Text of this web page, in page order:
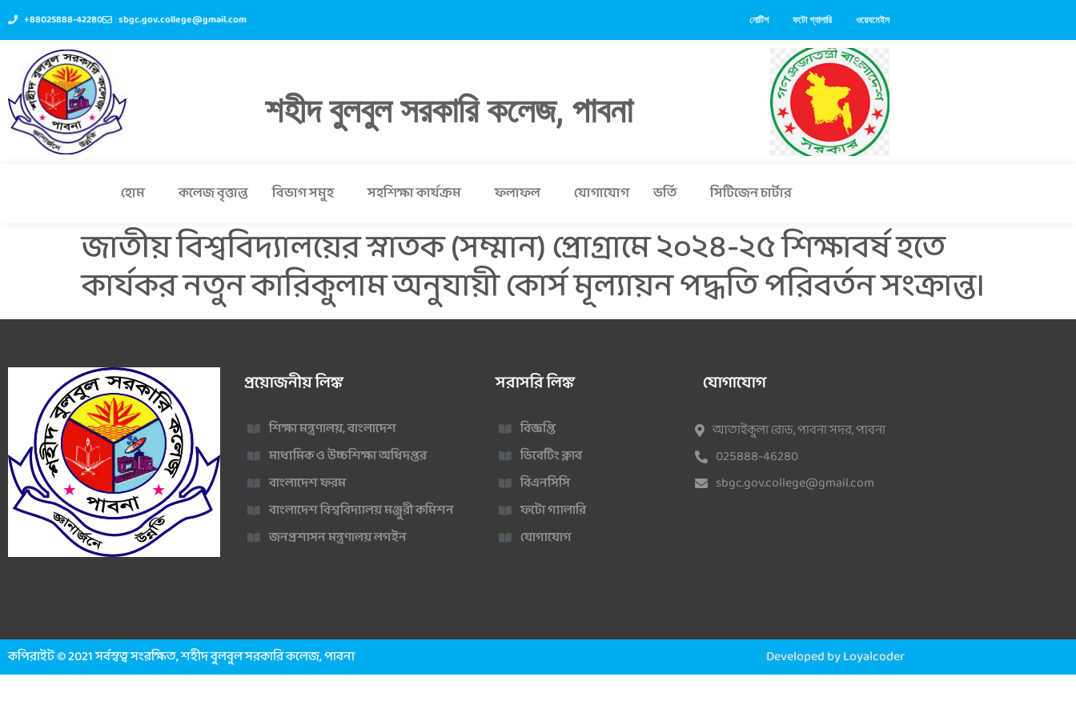
+88025888-42280 sbgc.gov.college@gmail.com নোটিশ ফটো গ্যালারি ওয়েবমেইল
শহীদ বুলবুল সরকারি কলেজ, পাবনা
হোম কলেজ বৃত্তান্ত বিভাগ সমুহ সহশিক্ষা কার্যক্রম ফলাফল যোগাযোগ ভর্তি সিটিজেন চার্টার
জাতীয় বিশ্ববিদ্যালয়ের স্নাতক (সম্মান) প্রোগ্রামে ২০২৪-২৫ শিক্ষাবর্ষ হতে
কার্যকর নতুন কারিকুলাম অনুযায়ী কোর্স মূল্যায়ন পদ্ধতি পরিবর্তন সংক্রান্ত।
প্রয়োজনীয় লিঙ্ক
শিক্ষা মন্ত্রণালয়, বাংলাদেশ
মাধ্যমিক ও উচ্চশিক্ষা অধিদপ্তর
বাংলাদেশ ফরম
বাংলাদেশ বিশ্ববিদ্যালয় মঞ্জুরী কমিশন
জনপ্রশাসন মন্ত্রণালয় লগইন
সরাসরি লিঙ্ক
বিজ্ঞপ্তি
ডিবেটিং ক্লাব
বিএনসিসি
ফটো গ্যালারি
যোগাযোগ
যোগাযোগ
আতাইকুলা রোড, পাবনা সদর, পাবনা
025888-46280
sbgc.gov.college@gmail.com
কপিরাইট © 2021 সর্বস্বত্ব সংরক্ষিত, শহীদ বুলবুল সরকারি কলেজ, পাবনা Developed by Loyalcoder